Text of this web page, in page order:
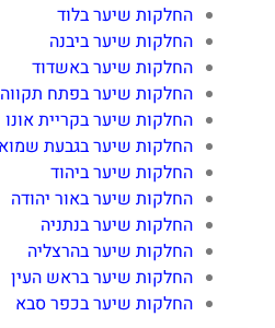
החלקות שיער בלוד
החלקות שיער ביבנה
החלקות שיער באשדוד
החלקות שיער בפתח תקווה
החלקות שיער בקריית אונו
החלקות שיער בגבעת
החלקות שיער ביהוד
החלקות שיער באור יהודה
החלקות שיער בנתניה
החלקות שיער בהרצליה
החלקות שיער בראש העין
החלקות שיער בכפר סבא